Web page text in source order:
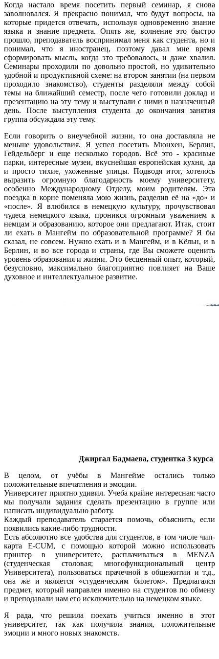
Когда настало время посетить первый семинар, я снова
заволновался. Я прекрасно понимал, что будут вопросы, на
которые придется отвечать, используя одновременно знание
языка и знание предмета. Опять же, волнение это быстро
прошло, преподаватель воспринимал меня как студента, но и
понимал, что я иностранец, поэтому давал мне время
сформировать мысль, когда это требовалось, и даже хвалил.
Семинары проходили по довольно простой, но удивительно
удобной и продуктивной схеме: на втором занятии (на первом
проходило знакомство), студенты разделяли между собой
темы на ближайший семестр, после чего готовили доклад и
презентацию на эту тему и выступали с ними в назначенный
день. После выступления студента до окончания занятия
группа обсуждала эту тему.
Если говорить о внеучебной жизни, то она доставляла не
меньше удовольствия. Я успел посетить Мюнхен, Берлин,
Гейдельберг и еще несколько городов. Всё это - красивые
парки, интересные музеи, вкуснейшая европейская кухня, да
и просто тихие, ухоженные улицы. Подводя итог, хотелось
выразить огромную благодарность моему университету,
особенно Международному Отделу, моим родителям. Эта
поездка в корне поменяла мою жизнь, разделив её на «до» и
«после». Я влюбился в немецкую культуру, прочувствовал
чудеса немецкого языка, проникся огромным уважением к
немцам и образованию, которое они предлагают. Итак, стоит
ли ехать в Мангейм по образовательной программе? Я бы
сказал, не совсем. Нужно ехать и в Мангейм, и в Кёльн, и в
Берлин, и во все города и страны, где Вы сможете оценить
уровень образования и жизни. Это бесценный опыт, который,
безусловно, максимально благоприятно повлияет на Ваше
духовное и интеллектуальное развитие.
Джиргал Бадмаева, студентка 3 курса
В целом, от учёбы в Мангейме остались только
положительные впечатления и эмоции.
Университет приятно удивил. Учеба крайне интересная: часто
мы получали задания сделать презентацию в группе или
написать индивидуально работу.
Каждый преподаватель старается помочь, объяснить, если
появились какие-либо трудности.
Есть абсолютно все удобства для студентов, в том числе чип-
карта E-CUM, с помощью которой можно использовать
принтер в университете, расплачиваться в MENZA
(студенческая столовая; многофункциональный центр
Университета), пользоваться прачечной в общежитии и т.д.,
она же и является «студенческим билетом». Предлагался
предмет, который направлен именно на студентов по обмену
и преподавали нам его исключительно на немецком языке.
Я рада, что решила поехать учиться именно в этот
университет, так как получила знания, положительные
эмоции и много новых знакомств.